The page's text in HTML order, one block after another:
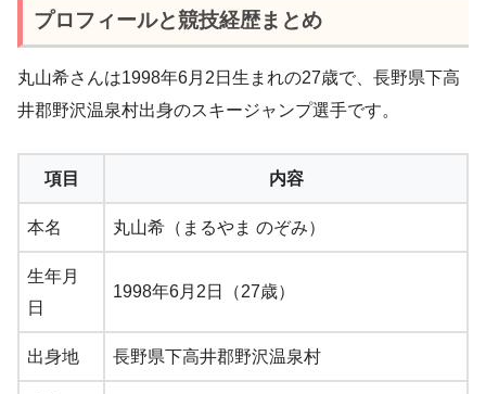
プロフィールと競技経歴まとめ
丸山希さんは1998年6月2日生まれの27歳で、長野県下高
井郡野沢温泉村出身のスキージャンプ選手です。
項目 内容
本名 丸山希（まるやま のぞみ）
生年月
日
1998年6月2日（27歳）
出身地 長野県下高井郡野沢温泉村